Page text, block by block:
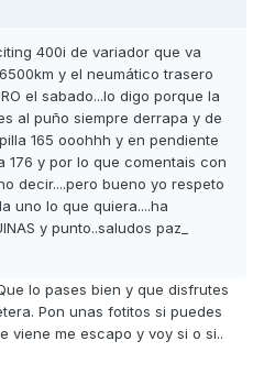
400i de variador que va
y el neumático trasero
el sabado...lo digo porque la
al puño siempre derrapa y de
165 ooohhh y en pendiente
176 y por lo que comentais con
decir....pero bueno yo respeto
uno lo que quiera....ha
y punto..saludos paz_
lo pases bien y que disfrutes
Pon unas fotitos si puedes
viene me escapo y voy si o si..